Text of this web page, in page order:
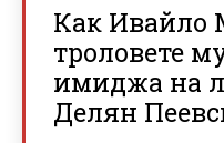
Как Ивайло
троловете
имиджа на
Делян